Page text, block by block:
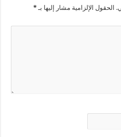
الحقول الإلزامية مشار إليها بـ*